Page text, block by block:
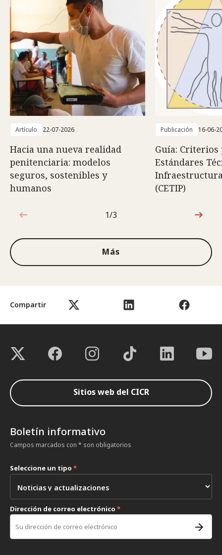
Compartir
Artículo 22-07-2026
Hacia una nueva realidad
penitenciaria: modelos
seguros, sostenibles y
humanos
Publicación 16-06-
Guía: Criterios
Estándares
(CETIP)
1de3
1/3
Más
Sitios web del CICR
Boletín informativo
Campos marcados con * son obligatorios
Seleccione un tipo *
Dirección de correo electrónico *